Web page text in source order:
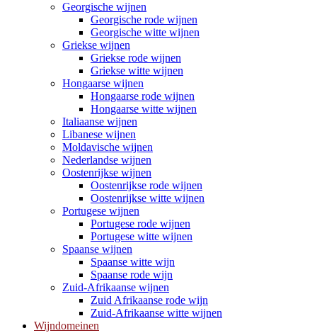
Georgische wijnen
Georgische rode wijnen
Georgische witte wijnen
Griekse wijnen
Griekse rode wijnen
Griekse witte wijnen
Hongaarse wijnen
Hongaarse rode wijnen
Hongaarse witte wijnen
Italiaanse wijnen
Libanese wijnen
Moldavische wijnen
Nederlandse wijnen
Oostenrijkse wijnen
Oostenrijkse rode wijnen
Oostenrijkse witte wijnen
Portugese wijnen
Portugese rode wijnen
Portugese witte wijnen
Spaanse wijnen
Spaanse witte wijn
Spaanse rode wijn
Zuid-Afrikaanse wijnen
Zuid Afrikaanse rode wijn
Zuid-Afrikaanse witte wijnen
Wijndomeinen